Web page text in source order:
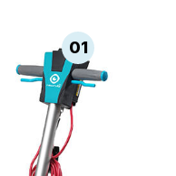
01